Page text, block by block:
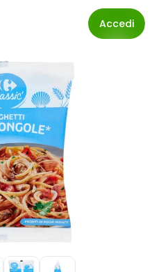
Accedi